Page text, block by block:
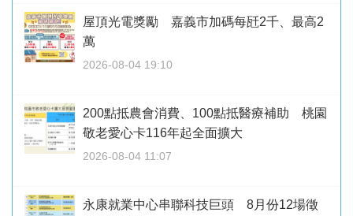
屋頂光電獎勵 嘉義市加碼每瓩2千、最高2
萬
2026-08-04 19:10
200點抵農會消費、100點抵醫療補助 桃園
敬老愛心卡116年起全面擴大
2026-08-04 11:07
永康就業中心串聯科技巨頭 8月份12場徵